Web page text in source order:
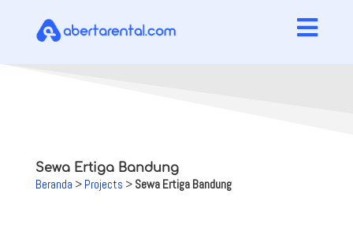

Sewa Ertiga Bandung
Beranda > Projects > Sewa Ertiga Bandung